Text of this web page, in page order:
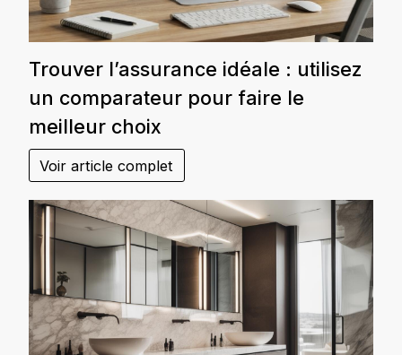
Trouver l’assurance idéale : utilisez
un comparateur pour faire le
meilleur choix
Voir article complet